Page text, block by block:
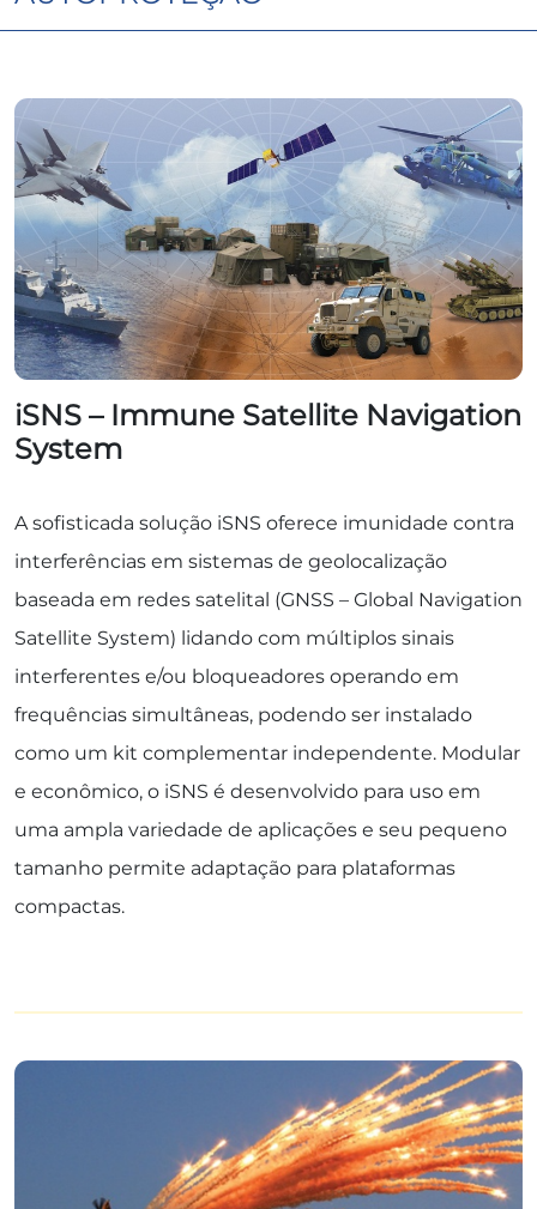
iSNS – Immune Satellite Navigation
System
A sofisticada solução iSNS oferece imunidade contra
interferências em sistemas de geolocalização
baseada em redes satelital (GNSS – Global Navigation
Satellite System) lidando com múltiplos sinais
interferentes e/ou bloqueadores operando em
frequências simultâneas, podendo ser instalado
como um kit complementar independente. Modular
e econômico, o iSNS é desenvolvido para uso em
uma ampla variedade de aplicações e seu pequeno
tamanho permite adaptação para plataformas
compactas.